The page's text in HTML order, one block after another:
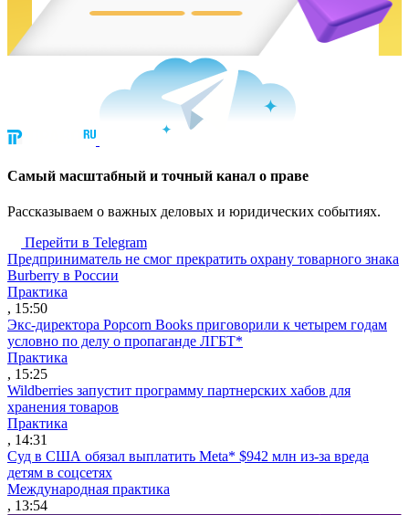
Cамый масштабный и точный канал о праве
Рассказываем о важных деловых и юридических событиях.
Перейти в Telegram
Предприниматель не смог прекратить охрану товарного знака
Burberry в России
Практика
, 15:50
Экс-директора Popcorn Books приговорили к четырем годам
условно по делу о пропаганде ЛГБТ*
Практика
, 15:25
Wildberries запустит программу партнерских хабов для
хранения товаров
Практика
, 14:31
Суд в США обязал выплатить Meta* $942 млн из-за вреда
детям в соцсетях
Международная практика
, 13:54